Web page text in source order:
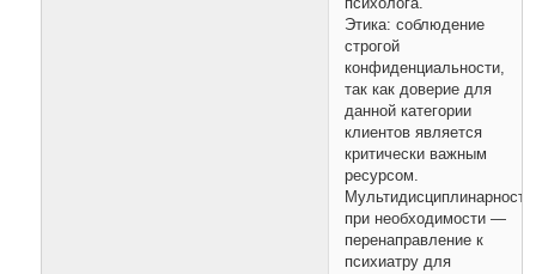
психолога.
Этика: соблюдение
строгой
конфиденциальности,
так как доверие для
данной категории
клиентов является
критически важным
ресурсом.
при необходимости —
перенаправление к
психиатру для